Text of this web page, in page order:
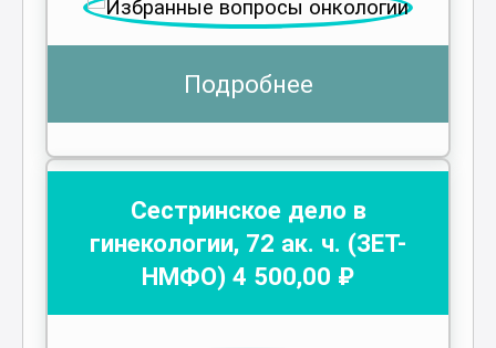
Подробнее
Сестринское дело в
гинекологии, 72 ак. ч. (ЗЕТ-
НМФО) 4 500,00 ₽